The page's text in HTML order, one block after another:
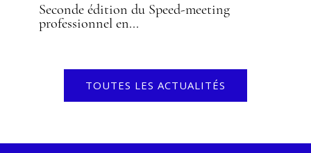
Seconde édition du Speed-meeting
professionnel en...
TOUTES LES ACTUALITÉS